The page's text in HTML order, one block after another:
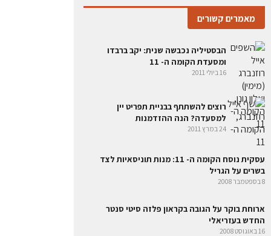
מאמרים קשורים
הבסטיליה נכבשה שנית: יקב ברבדו
ומסעדת הקומה ה- 11
16 ביולי 2011
רוצים להשתתף בבניית תפריט יין
למסעדה? הנה ההזדמנות
24 במרץ 2011
עסקית נוסח הקומה ה- 11: מנות תוניסאיות לצד
בשרים על הגריל
8 בספטמבר 2008
ארוחת בוקר על הגובה בקראון פלזה סיטי סנטר
החדש בעזריאלי
16 באוגוסט 2008